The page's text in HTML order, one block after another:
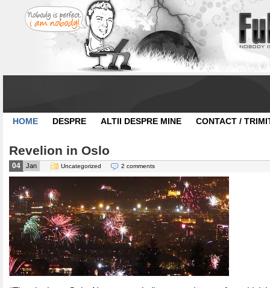
HOME DESPRE ALTII DESPRE MINE CONTACT /
Revelion in Oslo
04 Jan Uncategorized 2 comments